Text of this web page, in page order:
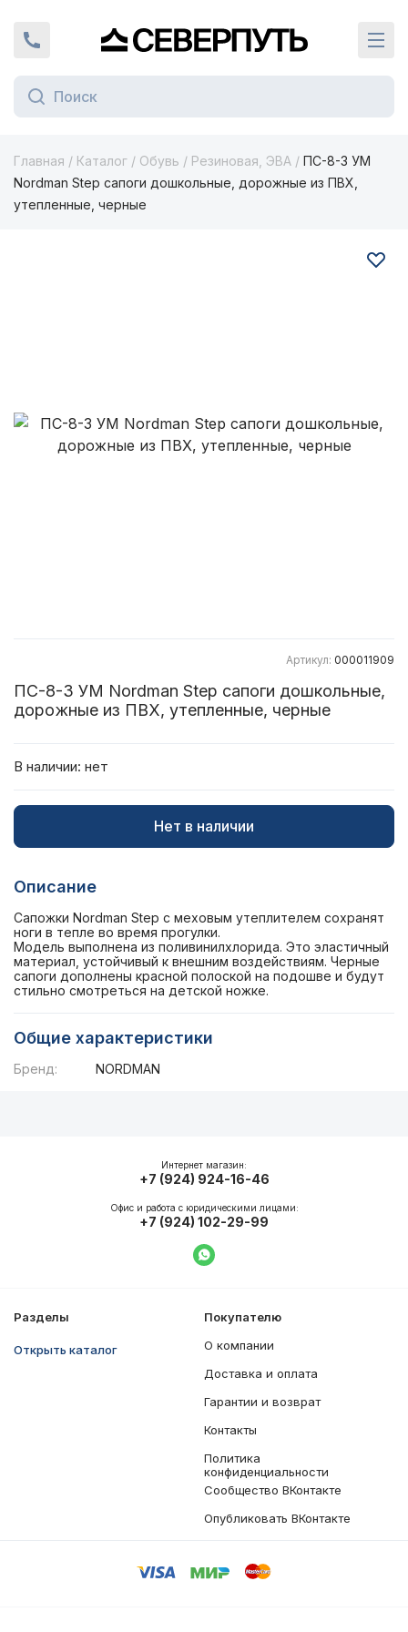
+7 (924) 924-16-46Вернуться на главную страницу
Главная / Каталог / Обувь / Резиновая, ЭВА / ПС-8-3 УМ
Nordman Step сапоги дошкольные, дорожные из ПВХ,
утепленные, черные
Артикул: 000011909
ПС-8-3 УМ Nordman Step сапоги дошкольные,
дорожные из ПВХ, утепленные, черные
В наличии: нет
Нет в наличии
Описание
Сапожки Nordman Step с меховым утеплителем сохранят
ноги в тепле во время прогулки.
Модель выполнена из поливинилхлорида. Это эластичный
материал, устойчивый к внешним воздействиям. Черные
сапоги дополнены красной полоской на подошве и будут
стильно смотреться на детской ножке.
Общие характеристики
Бренд: NORDMAN
Разделы
Открыть каталог
Покупателю
О компании
Доставка и оплата
Гарантии и возврат
Контакты
Политика
конфиденциальности
Сообщество ВКонтакте
Опубликовать ВКонтакте
Интернет магазин:
+7 (924) 924-16-46
Офис и работа с юридическими лицами:
+7 (924) 102-29-99
Написать в WhatsApp